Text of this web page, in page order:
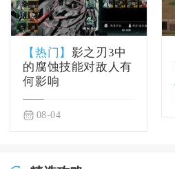
【热门】 影之刃3中
的腐蚀技能对敌人有
何影响
08-04